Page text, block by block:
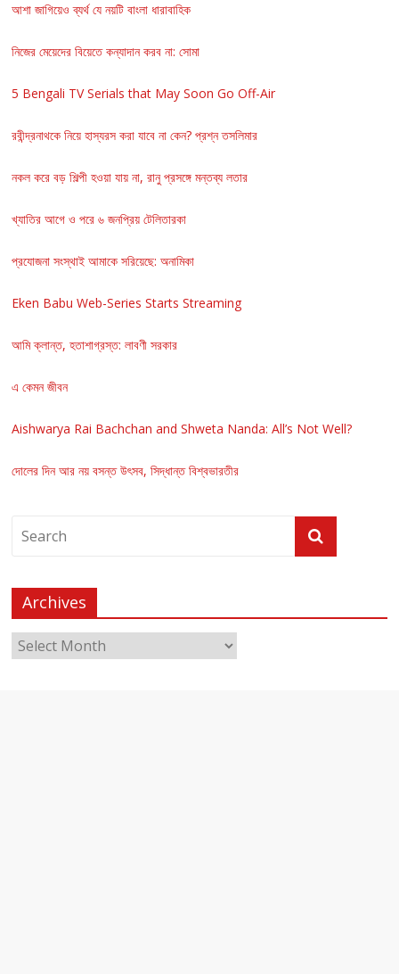
আশা জাগিয়েও ব্যর্থ যে নয়টি বাংলা ধারাবাহিক
নিজের মেয়েদের বিয়েতে কন্যাদান করব না: সোমা
5 Bengali TV Serials that May Soon Go Off-Air
রবীন্দ্রনাথকে নিয়ে হাস্যরস করা যাবে না কেন? প্রশ্ন তসলিমার
নকল করে বড় শিল্পী হওয়া যায় না, রানু প্রসঙ্গে মন্তব্য লতার
খ্যাতির আগে ও পরে ৬ জনপ্রিয় টেলিতারকা
প্রযোজনা সংস্থাই আমাকে সরিয়েছে: অনামিকা
Eken Babu Web-Series Starts Streaming
আমি ক্লান্ত, হতাশাগ্রস্ত: লাবণী সরকার
এ কেমন জীবন
Aishwarya Rai Bachchan and Shweta Nanda: All’s Not Well?
দোলের দিন আর নয় বসন্ত উৎসব, সিদ্ধান্ত বিশ্বভারতীর
Archives